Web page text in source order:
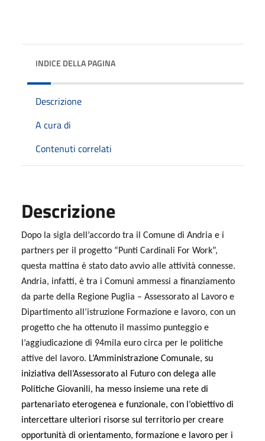
INDICE DELLA PAGINA
Descrizione
A cura di
Contenuti correlati
Descrizione
Dopo la sigla dell’accordo tra il Comune di Andria e i
partners per il progetto “Punti Cardinali For Work”,
questa mattina è stato dato avvio alle attività connesse.
Andria, infatti, è tra i Comuni ammessi a finanziamento
da parte della Regione Puglia – Assessorato al Lavoro e
Dipartimento all’istruzione Formazione e lavoro, con un
progetto che ha ottenuto il massimo punteggio e
l’aggiudicazione di 94mila euro circa per le politiche
attive del lavoro. L’Amministrazione Comunale, su
iniziativa dell’Assessorato al Futuro con delega alle
Politiche Giovanili, ha messo insieme una rete di
partenariato eterogenea e funzionale, con l’obiettivo di
intercettare ulteriori risorse sul territorio per creare
opportunità di orientamento, formazione e lavoro per i